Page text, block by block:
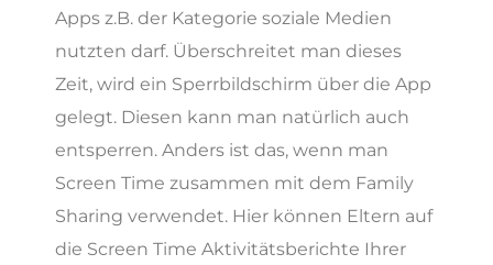
Apps z.B. der Kategorie soziale Medien
nutzten darf. Überschreitet man dieses
Zeit, wird ein Sperrbildschirm über die App
gelegt. Diesen kann man natürlich auch
entsperren. Anders ist das, wenn man
Screen Time zusammen mit dem Family
Sharing verwendet. Hier können Eltern auf
die Screen Time Aktivitätsberichte Ihrer